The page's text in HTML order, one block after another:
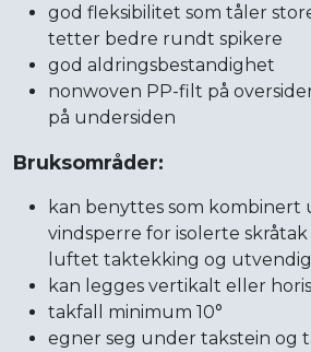
god fleksibilitet som tåler
tetter bedre rundt spikere
god aldringsbestandighet
nonwoven PP-filt på
på undersiden
Bruksområder:
kan benyttes som kombinert
vindsperre for isolerte
luftet taktekking og
kan legges vertikalt eller
takfall minimum 10°
egner seg under takstein og